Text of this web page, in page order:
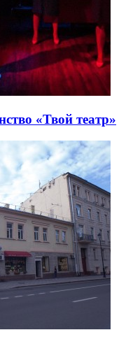
«Твой театр»